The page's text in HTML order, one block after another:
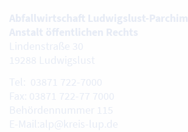
Abfallwirtschaft Ludwigslust-Parchim
Anstalt öffentlichen Rechts
Lindenstraße 30
19288 Ludwigslust
Tel: 03871 722-7000
Fax: 03871 722-77 7000
Behördennummer 115
E-Mail:alp@kreis-lup.de